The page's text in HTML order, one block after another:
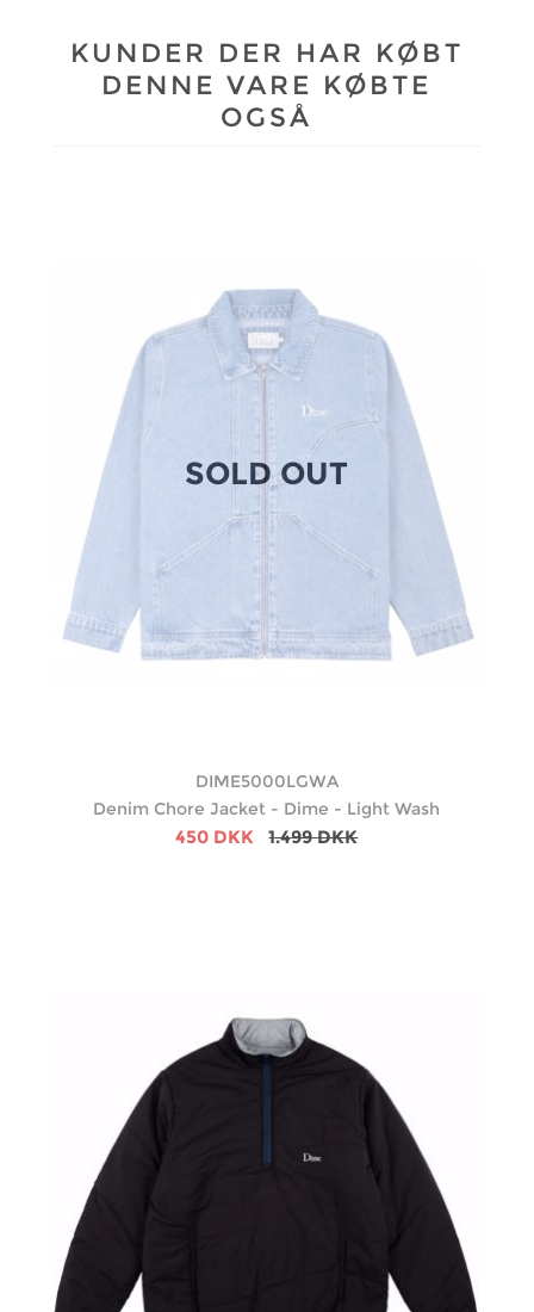
KUNDER DER HAR KØBT
DENNE VARE KØBTE
OGSÅ
SOLD OUT
DIME5000LGWA
Denim Chore Jacket - Dime - Light Wash
450 DKK 1.499 DKK